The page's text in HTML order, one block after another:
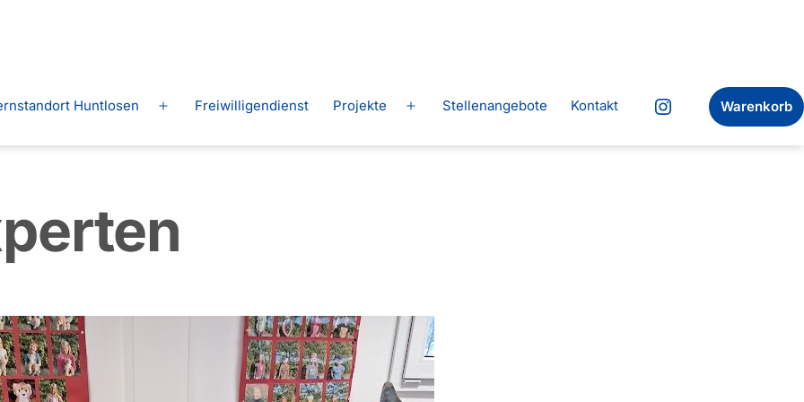
Huntlosen
Menü
Freiwilligendienst Projekte
Menü
Stellenangebote
Kontakt
Instagram
Warenkorb